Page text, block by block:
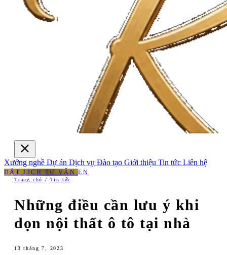
Xưởng nghề Dự án Dịch vụ Đào tạo Giới thiệu Tin tức Liên hệ
ĐẶT LỊCH TƯ VẤNEN
Trang chủ / Tin tức
Những điều cần lưu ý khi
dọn nội thất ô tô tại nhà
13 tháng 7, 2023